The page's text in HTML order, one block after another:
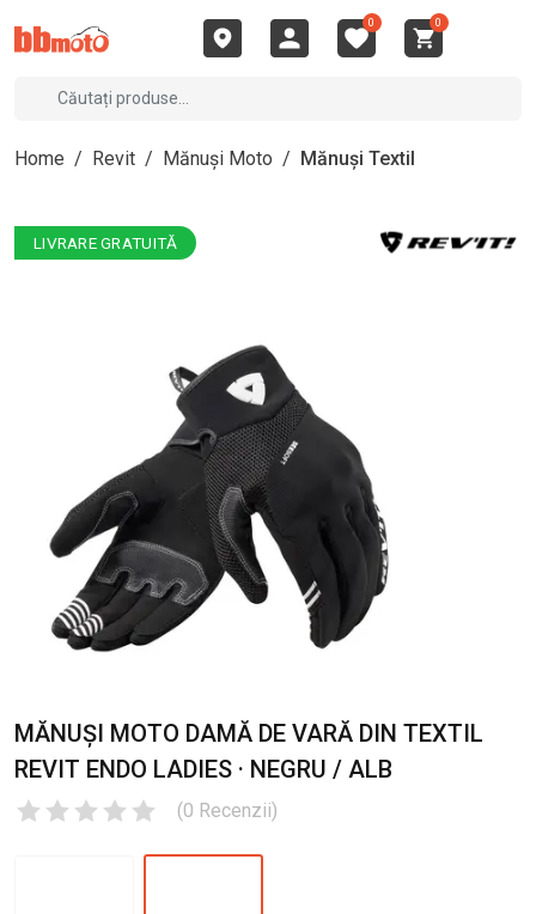
0 0
Home / Revit / Mănuși Moto / Mănuși Textil
LIVRARE GRATUITĂ
MĂNUȘI MOTO DAMĂ DE VARĂ DIN TEXTIL
REVIT ENDO LADIES · NEGRU / ALB
(0 Recenzii)